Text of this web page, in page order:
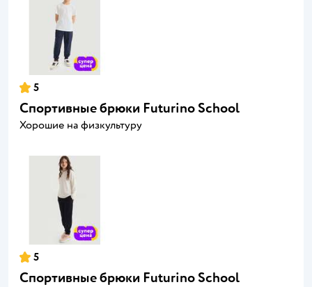
5
Спортивные брюки Futurino School
Хорошие на физкультуру
5
Спортивные брюки Futurino School